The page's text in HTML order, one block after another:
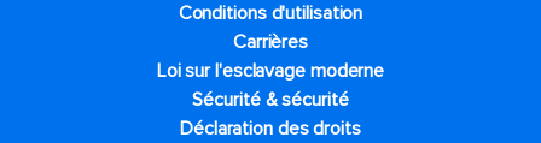
Conditions d'utilisation
Carrières
Loi sur l'esclavage moderne
Sécurité & sécurité
Déclaration des droits